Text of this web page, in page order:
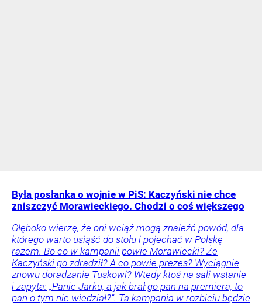
Była posłanka o wojnie w PiS: Kaczyński nie chce
zniszczyć Morawieckiego. Chodzi o coś większego
Głęboko wierzę, że oni wciąż mogą znaleźć powód, dla
którego warto usiąść do stołu i pojechać w Polskę
razem. Bo co w kampanii powie Morawiecki? Że
Kaczyński go zdradził? A co powie prezes? Wyciągnie
znowu doradzanie Tuskowi? Wtedy ktoś na sali wstanie
i zapyta: „Panie Jarku, a jak brał go pan na premiera, to
pan o tym nie wiedział?”. Ta kampania w rozbiciu będzie